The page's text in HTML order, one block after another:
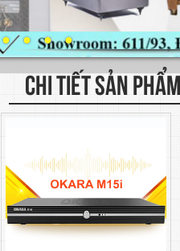
CHI TIẾT SẢN PHẨM